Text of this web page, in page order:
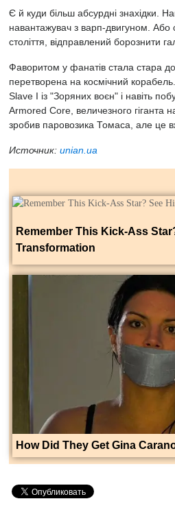
Є й куди більш абсурдні знахідки.
навантажувач з варп-двигуном. Або
століття, відправлений борознити
Фаворитом у фанатів стала стара
перетворена на космічний
Slave I із "Зоряних воєн" і навіть
Armored Core, величезного гіганта
зробив паровозика Томаса, але це
Источник: unian.ua
Remember This Kick-Ass
Transformation
How Did They Get Gina